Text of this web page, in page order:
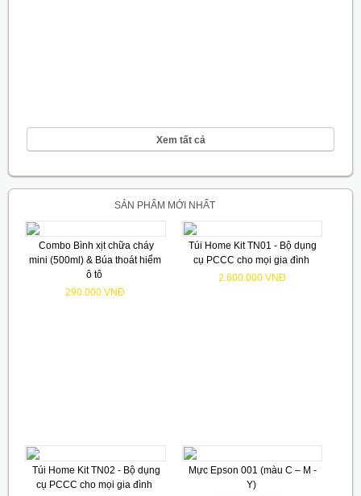
Xem tất cả
SẢN PHẨM MỚI NHẤT
Combo Bình xịt chữa cháy
mini (500ml) & Búa thoát hiểm
ô tô
290.000 VNĐ
Túi Home Kit TN01 - Bộ dụng
cụ PCCC cho mọi gia đình
2.600.000 VNĐ
Túi Home Kit TN02 - Bộ dụng
cụ PCCC cho mọi gia đình
Mực Epson 001 (màu C – M -
Y)